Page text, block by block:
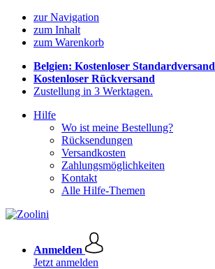
zur Navigation
zum Inhalt
zum Warenkorb
Belgien: Kostenloser Standardversand
Kostenloser Rückversand
Zustellung in 3 Werktagen.
Hilfe
Wo ist meine Bestellung?
Rücksendungen
Versandkosten
Zahlungsmöglichkeiten
Kontakt
Alle Hilfe-Themen
Anmelden
Jetzt anmelden